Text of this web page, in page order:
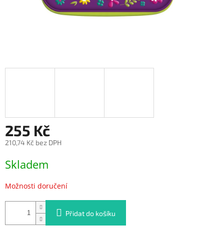
255 Kč
210,74 Kč bez DPH
cena:
Skladem
Možnosti doručení
Přidat do košíku